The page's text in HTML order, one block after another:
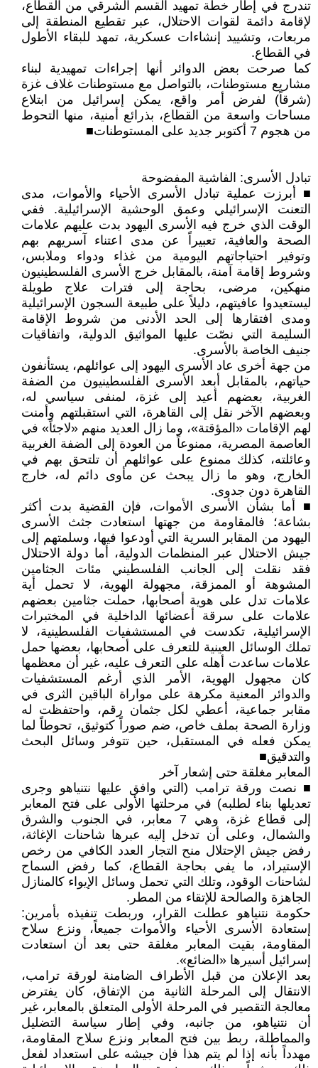
تندرج في إطار خطة تمهيد القسم الشرقي من القطاع،
لإقامة دائمة لقوات الاحتلال، عبر تقطيع المنطقة إلى
مربعات، وتشييد إنشاءات عسكرية، تمهد للبقاء الأطول
في القطاع.
كما صرحت بعض الدوائر أنها إجراءات تمهيدية لبناء
مشاريع مستوطنات، بالتواصل مع مستوطنات غلاف غزة
(شرقاً) لفرض أمر واقع، يمكن إسرائيل من ابتلاع
مساحات واسعة من القطاع، بذرائع أمنية، منها التحوط
من هجوم 7 أكتوبر جديد على المستوطنات■
تبادل الأسرى: الفاشية المفضوحة
■ أبرزت عملية تبادل الأسرى الأحياء والأموات، مدى
التعنت الإسرائيلي وعمق الوحشية الإسرائيلية. ففي
الوقت الذي خرج فيه الأسرى اليهود بدت عليهم علامات
الصحة والعافية، تعبيراً عن مدى اعتناء آسريهم بهم
وتوفير احتياجاتهم اليومية من غذاء ودواء وملابس،
وشروط إقامة آمنة، بالمقابل خرج الأسرى الفلسطينيون
منهكين، مرضى، بحاجة إلى فترات علاج طويلة
ليستعيدوا عافيتهم، دليلاً على طبيعة السجون الإسرائيلية
ومدى افتقارها إلى الحد الأدنى من شروط الإقامة
السليمة التي نصّت عليها المواثيق الدولية، واتفاقيات
جنيف الخاصة بالأسرى.
من جهة أخرى عاد الأسرى اليهود إلى عوائلهم، يستأنفون
حياتهم، بالمقابل أبعد الأسرى الفلسطينيون من الضفة
الغربية، بعضهم أعيد إلى غزة، لمنفى سياسي له،
وبعضهم الآخر نقل إلى القاهرة، التي استقبلتهم وأمنت
لهم الإقامات «المؤقتة»، وما زال العديد منهم «لاجئاً» في
العاصمة المصرية، ممنوعاً من العودة إلى الضفة الغربية
وعائلته، كذلك ممنوع على عوائلهم أن تلتحق بهم في
الخارج، وهو ما زال يبحث عن مأوى دائم له، خارج
القاهرة دون جدوى.
■ أما بشأن الأسرى الأموات، فإن القضية بدت أكثر
بشاعة؛ فالمقاومة من جهتها استعادت جثث الأسرى
اليهود من المقابر السرية التي أودعوا فيها، وسلمتهم إلى
جيش الاحتلال عبر المنظمات الدولية، أما دولة الاحتلال
فقد نقلت إلى الجانب الفلسطيني مئات الجثامين
المشوهة أو الممزقة، مجهولة الهوية، لا تحمل أية
علامات تدل على هوية أصحابها، حملت جثامين بعضهم
علامات على سرقة أعضائها الداخلية في المختبرات
الإسرائيلية، تكدست في المستشفيات الفلسطينية، لا
تملك الوسائل العينية للتعرف على أصحابها، بعضها حمل
علامات ساعدت أهله على التعرف عليه، غير أن معظمها
كان مجهول الهوية، الأمر الذي أرغم المستشفيات
والدوائر المعنية مكرهة على مواراة الباقين الثرى في
مقابر جماعية، أعطي لكل جثمان رقم، واحتفظت له
وزارة الصحة بملف خاص، ضم صوراً كتوثيق، تحوطاً لما
يمكن فعله في المستقبل، حين تتوفر وسائل البحث
والتدقيق■
المعابر مغلقة حتى إشعار آخر
■ نصت ورقة ترامب (التي وافق عليها نتنياهو وجرى
تعديلها بناء لطلبه) في مرحلتها الأولى على فتح المعابر
إلى قطاع غزة، وهي 7 معابر، في الجنوب والشرق
والشمال، وعلى أن تدخل إليه عبرها شاحنات الإغاثة،
رفض جيش الإحتلال منح التجار العدد الكافي من رخص
الإستيراد، ما يفي بحاجة القطاع، كما رفض السماح
لشاحنات الوقود، وتلك التي تحمل وسائل الإيواء كالمنازل
الجاهزة والصالحة للإتقاء من المطر.
حكومة نتنياهو عطلت القرار، وربطت تنفيذه بأمرين:
إستعادة الأسرى الأحياء والأموات جميعاً، ونزع سلاح
المقاومة، بقيت المعابر مغلقة حتى بعد أن استعادت
إسرائيل أسيرها «الضائع».
بعد الإعلان من قبل الأطراف الضامنة لورقة ترامب،
الانتقال إلى المرحلة الثانية من الإتفاق، كان يفترض
معالجة التقصير في المرحلة الأولى المتعلق بالمعابر، غير
أن نتنياهو، من جانبه، وفي إطار سياسة التضليل
والمماطلة، ربط بين فتح المعابر ونزع سلاح المقاومة،
مهدداً بأنه إذا لم يتم هذا فإن جيشه على استعداد لفعل